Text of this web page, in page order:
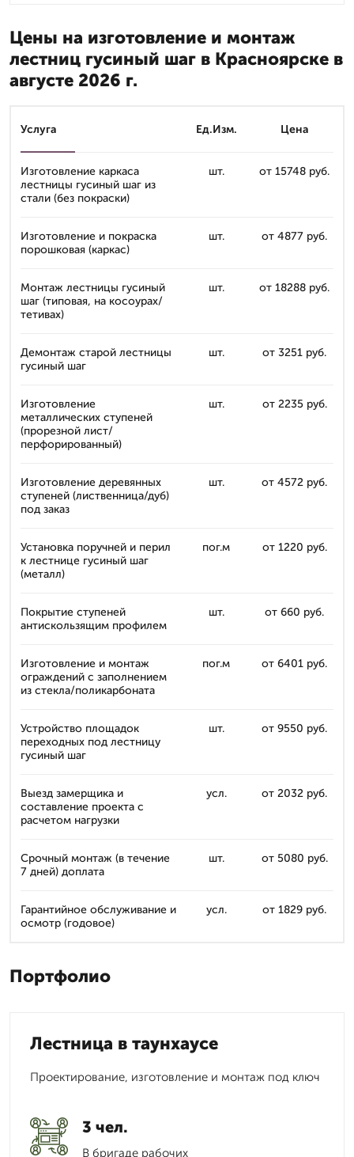
Цены на изготовление и монтаж
лестниц гусиный шаг в Красноярске в
августе 2026 г.
Услуга Ед.Изм. Цена
Изготовление каркаса
лестницы гусиный шаг из
стали (без покраски)
шт. от 15748 руб.
Изготовление и покраска
порошковая (каркас)
шт. от 4877 руб.
Монтаж лестницы гусиный
шаг (типовая, на косоурах/
тетивах)
шт. от 18288 руб.
Демонтаж старой лестницы
гусиный шаг
шт. от 3251 руб.
Изготовление
металлических ступеней
(прорезной лист/
перфорированный)
шт. от 2235 руб.
Изготовление деревянных
ступеней (лиственница/дуб)
под заказ
шт. от 4572 руб.
Установка поручней и перил
к лестнице гусиный шаг
(металл)
пог.м от 1220 руб.
Покрытие ступеней
антискользящим профилем
шт. от 660 руб.
Изготовление и монтаж
ограждений с заполнением
из стекла/поликарбоната
пог.м от 6401 руб.
Устройство площадок
переходных под лестницу
гусиный шаг
шт. от 9550 руб.
Выезд замерщика и
составление проекта с
расчетом нагрузки
усл. от 2032 руб.
Срочный монтаж (в течение
7 дней) доплата
шт. от 5080 руб.
Гарантийное обслуживание и
осмотр (годовое)
усл. от 1829 руб.
Портфолио
Лестница в таунхаусе
Проектирование, изготовление и монтаж под ключ
3 чел.
В бригаде рабочих